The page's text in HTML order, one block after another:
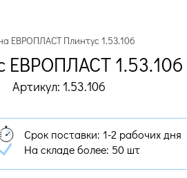
ЕВРОПЛАСТ Плинтус 1.53.106
ЕВРОПЛАСТ 1.53.106
Артикул: 1.53.106
Срок поставки: 1-2 рабочих дня
На складе более: 50 шт